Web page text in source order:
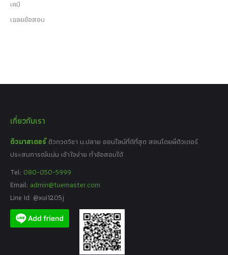
เคมี
เฉลยข้อสอบ
เกี่ยวกับเรา
ติวมาสเตอร์ ติวกวดวิชา ม.ปลาย ออนไลน์ที่ดีที่สุด สอนโดยพี่ติวเตอร์
ประสบการณ์แน่น เข้าใจง่าย ทำข้อสอบได้
Tel: 080-050-5999
Email: admin@tuemaster.com
Line Id: @xui1205j